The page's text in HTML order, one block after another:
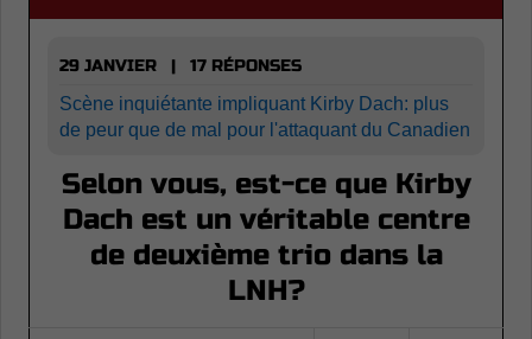
29 JANVIER | 17 RÉPONSES
Scène inquiétante impliquant Kirby Dach: plus
de peur que de mal pour l'attaquant du Canadien
Selon vous, est-ce que Kirby
Dach est un véritable centre
de deuxième trio dans la
LNH?